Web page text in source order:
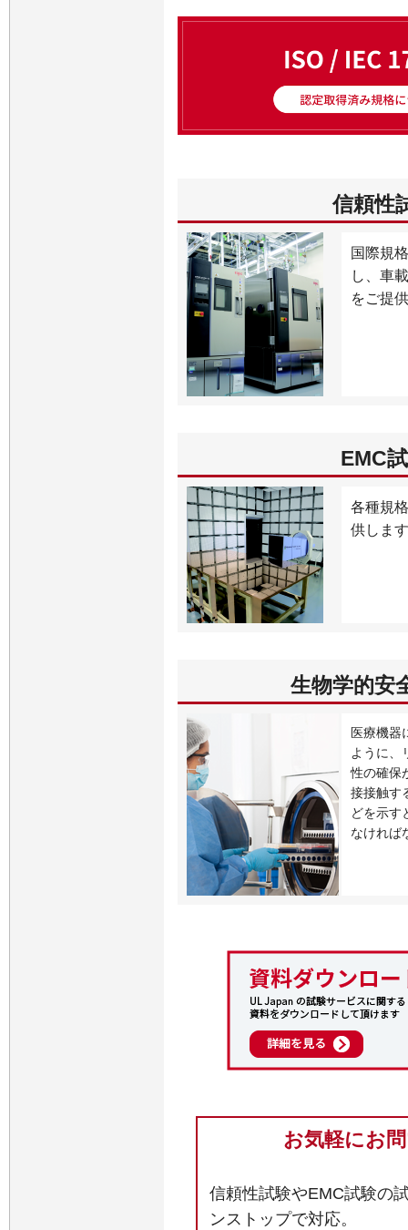
信頼性
国際規
し、車
をご提
EMC
各種規
供しま
生物学的安
医療機器
ように、
性の確保
接接触す
どを示す
なければ
お気軽にお
信頼性試験やEMC試験の
ンストップで対応。